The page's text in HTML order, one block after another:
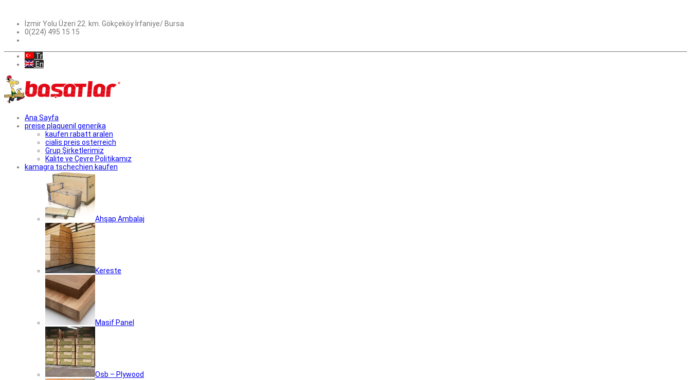
İzmir Yolu Üzeri 22. km. Gökçeköy İrfaniye/ Bursa
0(224) 495 15 15
Tr
En
Ana Sayfa
preise plaquenil generika
kaufen rabatt aralen
cialis preis osterreich
Grup Şirketlerimiz
Kalite ve Çevre Politikamız
kamagra tschechien kaufen
Ahşap Ambalaj
Kereste
Masif Panel
Osb – Plywood